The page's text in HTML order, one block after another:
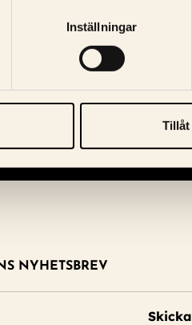
Inställningar
NYHETSBREV
Skicka